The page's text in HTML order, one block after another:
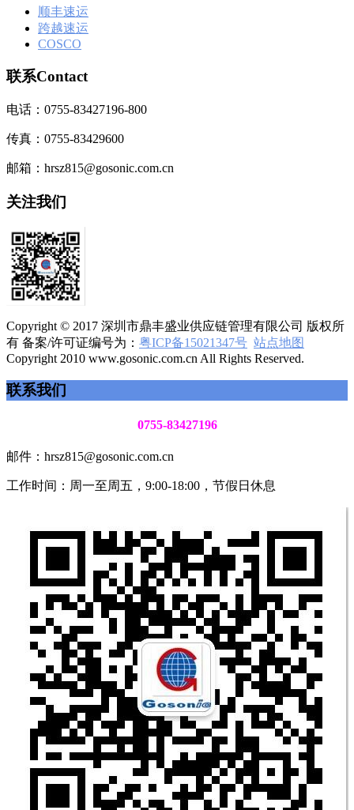
顺丰速运
跨越速运
COSCO
联系Contact
电话：0755-83427196-800
传真：0755-83429600
邮箱：hrsz815@gosonic.com.cn
关注我们
Copyright © 2017 深圳市鼎丰盛业供应链管理有限公司 版权所
有 备案/许可证编号为： 粤ICP备15021347号 站点地图
Copyright 2010 www.gosonic.com.cn All Rights Reserved.
联系我们
0755-83427196
邮件：hrsz815@gosonic.com.cn
工作时间：周一至周五，9:00-18:00，节假日休息